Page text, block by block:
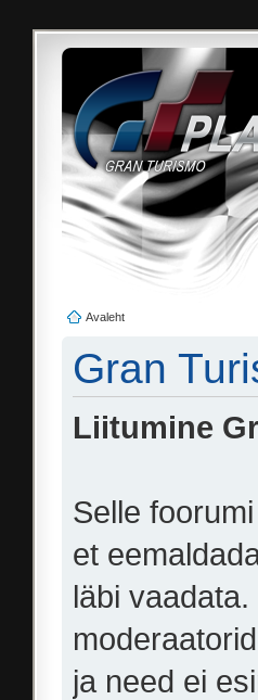
Avaleht
Gran
Liitumine
Selle
et
läbi
ja need ei